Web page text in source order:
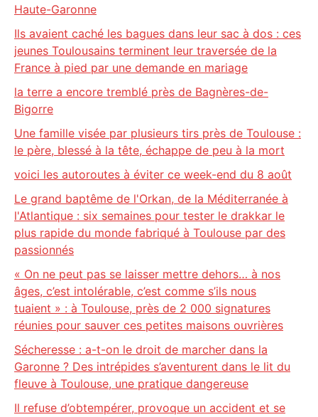
Haute-Garonne
Ils avaient caché les bagues dans leur sac à dos : ces
jeunes Toulousains terminent leur traversée de la
France à pied par une demande en mariage
la terre a encore tremblé près de Bagnères-de-
Bigorre
Une famille visée par plusieurs tirs près de Toulouse :
le père, blessé à la tête, échappe de peu à la mort
voici les autoroutes à éviter ce week-end du 8 août
Le grand baptême de l'Orkan, de la Méditerranée à
l'Atlantique : six semaines pour tester le drakkar le
plus rapide du monde fabriqué à Toulouse par des
passionnés
« On ne peut pas se laisser mettre dehors… à nos
âges, c’est intolérable, c’est comme s’ils nous
tuaient » : à Toulouse, près de 2 000 signatures
réunies pour sauver ces petites maisons ouvrières
Sécheresse : a-t-on le droit de marcher dans la
Garonne ? Des intrépides s’aventurent dans le lit du
fleuve à Toulouse, une pratique dangereuse
Il refuse d’obtempérer, provoque un accident et se